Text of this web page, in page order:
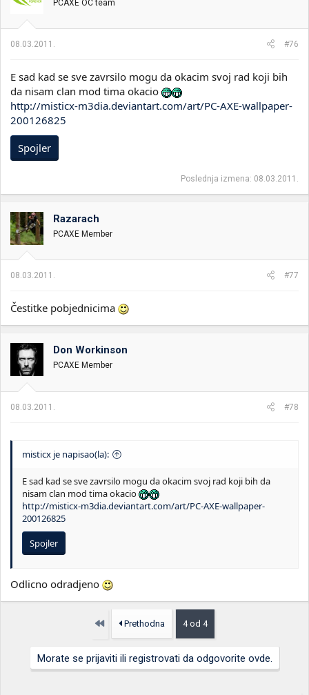
PCAXE OC team
08.03.2011. #76
E sad kad se sve zavrsilo mogu da okacim svoj rad koji bih
da nisam clan mod tima okacio
http://misticx-m3dia.deviantart.com/art/PC-AXE-wallpaper-
200126825
Spojler
Poslednja izmena: 08.03.2011.
Razarach
PCAXE Member
08.03.2011. #77
Čestitke pobjednicima
Don Workinson
PCAXE Member
08.03.2011. #78
misticx je napisao(la):
E sad kad se sve zavrsilo mogu da okacim svoj rad koji bih da
nisam clan mod tima okacio
http://misticx-m3dia.deviantart.com/art/PC-AXE-wallpaper-
200126825
Spojler
Odlicno odradjeno
Prvo Prethodna 4 od 4
Morate se prijaviti ili registrovati da odgovorite ovde.